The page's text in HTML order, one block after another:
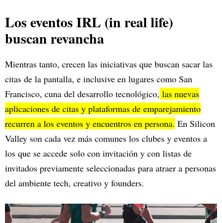
Los eventos IRL (in real life)
buscan revancha
Mientras tanto, crecen las iniciativas que buscan sacar las
citas de la pantalla, e inclusive en lugares como San
Francisco, cuna del desarrollo tecnológico, las nuevas
aplicaciones de citas y plataformas de emparejamiento
recurren a los eventos y encuentros en persona. En Silicon
Valley son cada vez más comunes los clubes y eventos a
los que se accede solo con invitación y con listas de
invitados previamente seleccionadas para atraer a personas
del ambiente tech, creativo y founders.